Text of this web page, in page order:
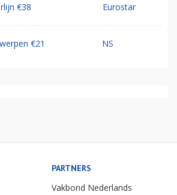
€38 Eurostar
€21 NS
PARTNERS
Vakbond Nederlands